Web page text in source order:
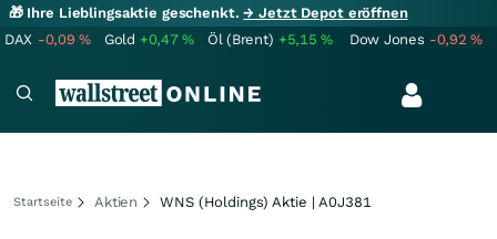
🎁 Ihre Lieblingsaktie geschenkt.→ Jetzt Depot eröffnen
DAX -0,09% Gold +0,47% Öl (Brent) +5,15% Dow Jones -0,92%
Startseite Aktien WNS (Holdings) Aktie | A0J381